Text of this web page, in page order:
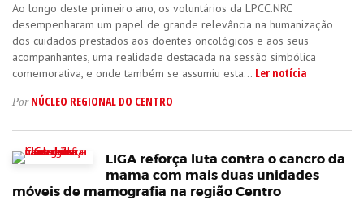
Ao longo deste primeiro ano, os voluntários da LPCC.NRC
desempenharam um papel de grande relevância na humanização
dos cuidados prestados aos doentes oncológicos e aos seus
acompanhantes, uma realidade destacada na sessão simbólica
comemorativa, e onde também se assumiu esta... Ler notícia
PorNÚCLEO REGIONAL DO CENTRO
LIGA reforça luta contra o cancro da
mama com mais duas unidades
móveis de mamografia na região Centro